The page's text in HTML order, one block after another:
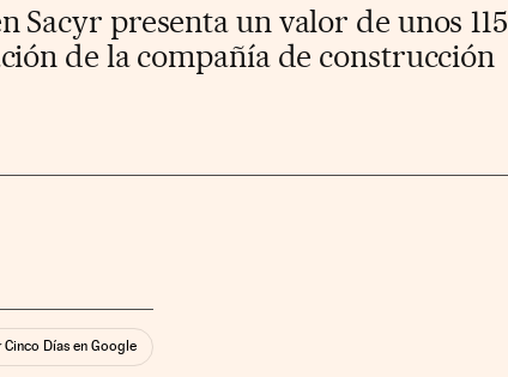
presenta un valor de unos 115
de la compañía de construcción
Cinco Días en Google